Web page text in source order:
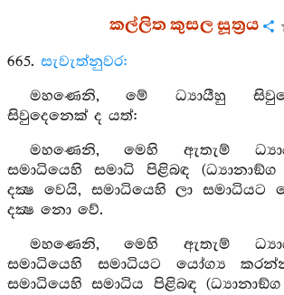
කල්ලිත කුසල සූත්‍රය
665. සැවැත්නුවර:
මහණෙනි, මේ ධ්‍යායීහු
සිවුදෙනෙක් ද යත්:
මහණෙනි, මෙහි ඇතැම්
සමාධියෙහි සමාධි පිළිබඳ
දක්‍ෂ වෙයි, සමාධියෙහි ලා
දක්‍ෂ නො වේ.
මහණෙනි, මෙහි ඇතැම්
සමාධියෙහි සමාධියට යෝග්‍ය
සමාධියෙහි සමාධිය පිළිබඳ